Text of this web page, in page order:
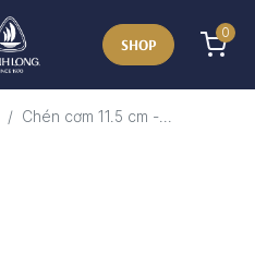
SHOP
0
Chén cơm 11.5 cm -...